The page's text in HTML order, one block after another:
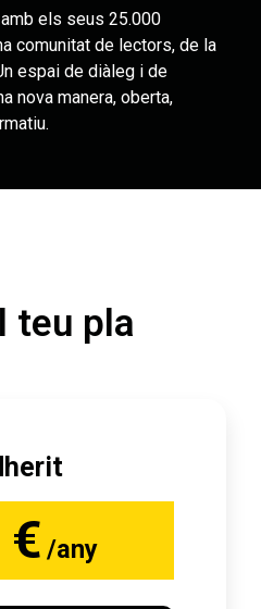
els seus 25.000
comunitat de lectors, de la
espai de diàleg i de
nova manera, oberta,
teu pla
/any